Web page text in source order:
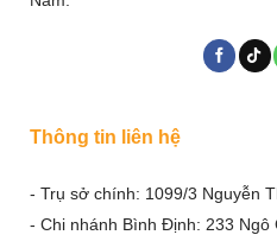
Thông tin liên hệ
- Trụ sở chính: 1099/3 Nguyễn
- Chi nhánh Bình Định: 233 Ngô